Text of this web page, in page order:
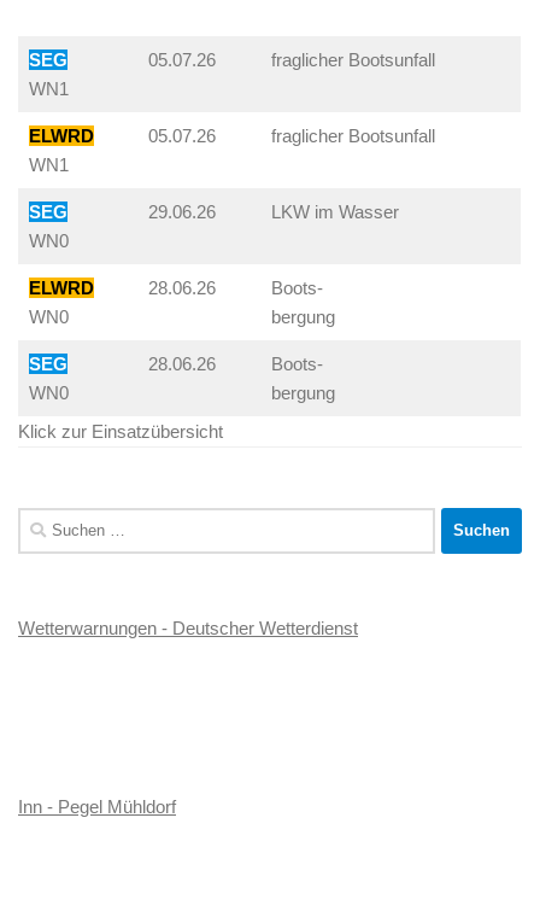
SEG
WN1
05.07.26 fraglicher Bootsunfall
ELWRD
WN1
05.07.26 fraglicher Bootsunfall
SEG
WN0
29.06.26 LKW im Wasser
ELWRD
WN0
28.06.26
Boots-
bergung
SEG
WN0
28.06.26
Boots-
bergung
Klick zur Einsatzübersicht
Suchen
nach:
Wetterwarnungen - Deutscher Wetterdienst
Inn - Pegel Mühldorf